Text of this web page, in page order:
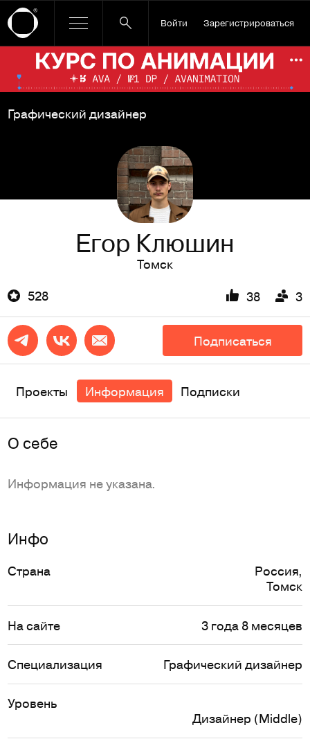
Войти Зарегистрироваться
Ссылка баннера
Графический дизайнер
Егор Клюшин
Томск
528
38 3
Подписаться
Проекты Информация Подписки
Инфо
Страна Россия,
Томск
На сайте 3 года 8 месяцев
Специализация Графический дизайнер
Уровень
Дизайнер (Middle)
O себе
Информация не указана.